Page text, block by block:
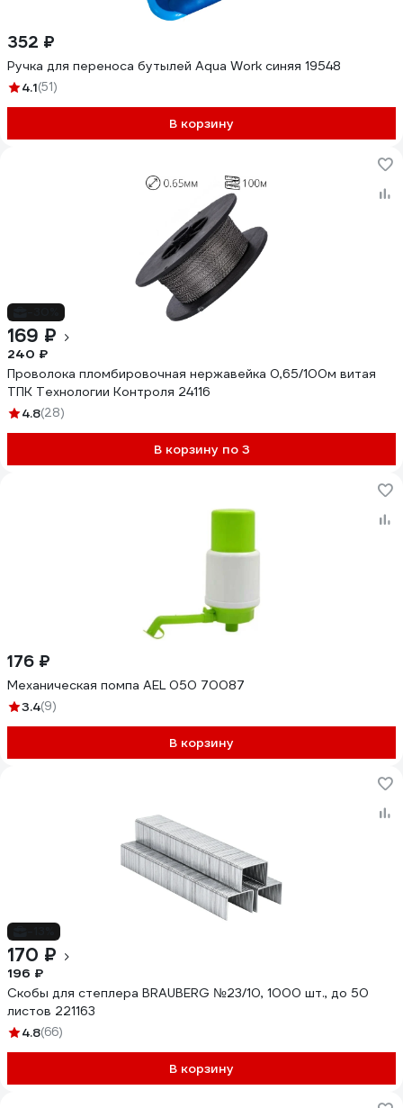
352 ₽
Ручка для переноса бутылей Aqua Work синяя 19548
4.1(51)
В корзину
169 ₽
240 ₽
Проволока пломбировочная нержавейка 0,65/100м витая
ТПК Технологии Контроля 24116
4.8(28)
В корзину по 3
176 ₽
Механическая помпа AEL 050 70087
3.4(9)
В корзину
170 ₽
196 ₽
Скобы для степлера BRAUBERG №23/10, 1000 шт., до 50
листов 221163
4.8(66)
В корзину